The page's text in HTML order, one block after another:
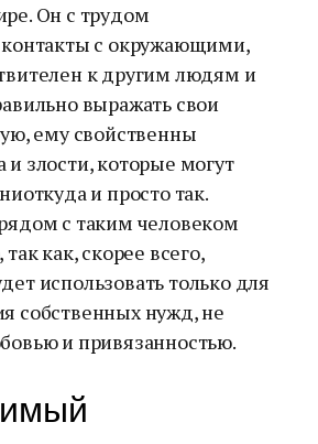
Он с трудом
контакты с окружающими,
к другим людям и
выражать свои
ему свойственны
злости, которые могут
и просто так.
с таким человеком
как, скорее всего,
использовать только для
собственных нужд, не
и привязанностью.